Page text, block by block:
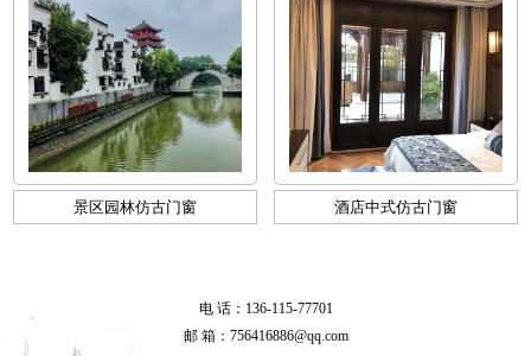
景区园林仿古门窗 酒店中式仿古门窗
电 话：136-115-77701
邮 箱：756416886@qq.com